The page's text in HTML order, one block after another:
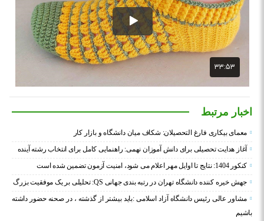
اخبار مرتبط
معمای بیکاری فارغ التحصیلان: شکاف میان دانشگاه و بازار کار
آغاز هدایت تحصیلی برای دانش آموزان نهمی: راهنمایی کامل برای انتخاب رشته آینده
کنکور 1404: نتایج تا اوایل مهر اعلام می شود، امنیت آزمون تضمین شده است
جهش خیره کننده دانشگاه تهران در رتبه بندی جهانی QS: تحلیلی بر یک موفقیت بزرگ
مشاور عالی رئیس دانشگاه آزاد اسلامی :باید بیشتر از گذشته ، در صحنه حضور داشته
باشیم